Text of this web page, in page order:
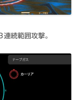
続範囲攻撃。